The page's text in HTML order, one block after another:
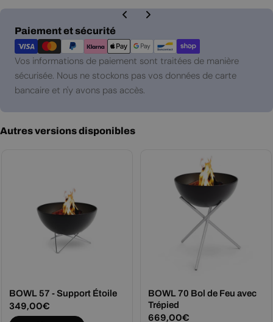
Paiement et sécurité
Modes
de
paiement
Vos informations de paiement sont traitées de manière
sécurisée. Nous ne stockons pas vos données de carte
bancaire et n'y avons pas accès.
Autres versions disponibles
BOWL 57 - Support Étoile
Prix
349,00€
BOWL 70 Bol de Feu avec
Trépied
Prix
669,00€